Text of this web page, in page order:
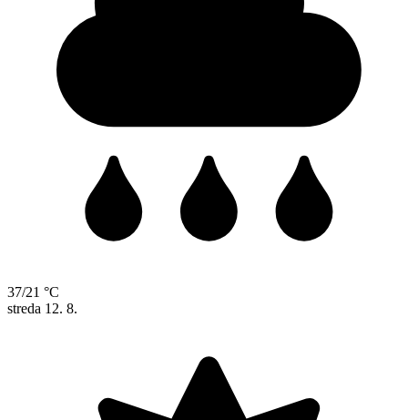
37/21 °C
streda 12. 8.